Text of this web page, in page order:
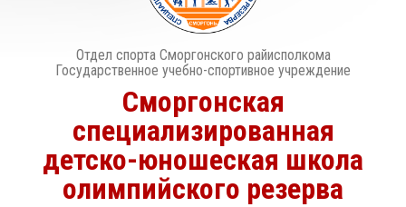
Отдел спорта Сморгонского райисполкома
Государственное учебно-спортивное учреждение
Сморгонская
специализированная
детско-юношеская школа
олимпийского резерва